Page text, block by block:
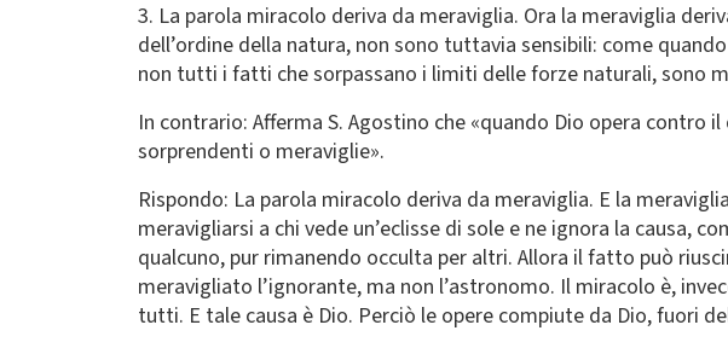
3. La parola miracolo deriva da meraviglia. Ora la meraviglia
dell’ordine della natura, non sono tuttavia sensibili: come
non tutti i fatti che sorpassano i limiti delle forze naturali, sono
In contrario: Afferma S. Agostino che «quando Dio opera
sorprendenti o meraviglie».
Rispondo: La parola miracolo deriva da meraviglia. E la
meravigliarsi a chi vede un’eclisse di sole e ne ignora la causa,
qualcuno, pur rimanendo occulta per altri. Allora il fatto può
meravigliato l’ignorante, ma non l’astronomo. Il miracolo è,
tutti. E tale causa è Dio. Perciò le opere compiute da Dio, fuori